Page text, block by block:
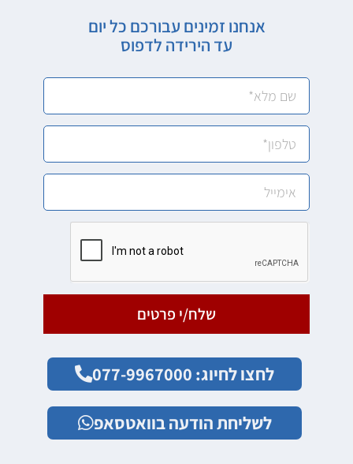
אנחנו זמינים עבורכם כל יום
עד הירידה לדפוס
שלח/י פרטים
לחצו לחיוג: 077-9967000
לשליחת הודעה בוואטסאפ